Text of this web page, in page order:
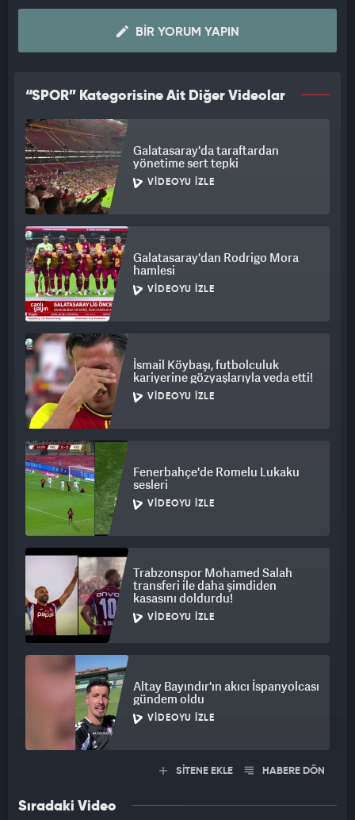
BIR YORUM YAPIN
“SPOR” Kategorisine Ait Diğer Videolar
Galatasaray'da taraftardan
yönetime sert tepki
VIDEOYU İZLE
Galatasaray'dan Rodrigo Mora
hamlesi
VIDEOYU İZLE
İsmail Köybaşı, futbolculuk
kariyerine gözyaşlarıyla veda etti!
VIDEOYU İZLE
Fenerbahçe'de Romelu Lukaku
sesleri
VIDEOYU İZLE
Trabzonspor Mohamed Salah
transferi ile daha şimdiden
kasasını doldurdu!
VIDEOYU İZLE
Altay Bayındır'ın akıcı İspanyolcası
gündem oldu
VIDEOYU İZLE
SİTENE EKLE HABERE DÖN
Sıradaki Video